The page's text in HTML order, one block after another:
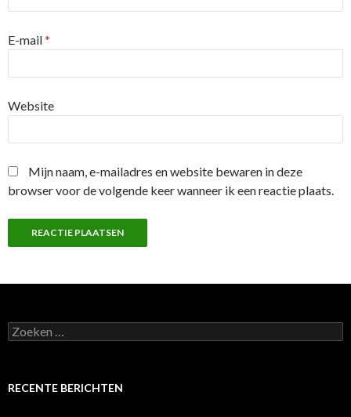
E-mail*
Website
Mijn naam, e-mailadres en website bewaren in deze
browser voor de volgende keer wanneer ik een reactie plaats.
Z
o
e
RECENTE BERICHTEN